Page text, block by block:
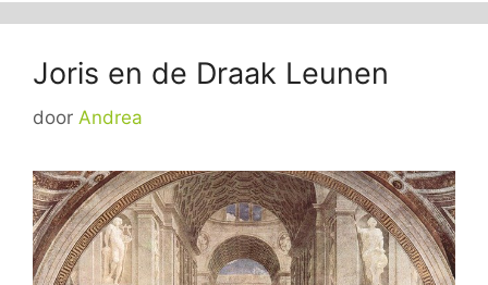
Joris en de Draak Leunen
door Andrea